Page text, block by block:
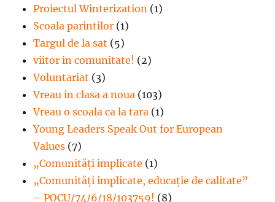
Proiectul Winterization (1)
Scoala parintilor (1)
Targul de la sat (5)
viitor in comunitate! (2)
Voluntariat (3)
Vreau in clasa a noua (103)
Vreau o scoala ca la tara (1)
Young Leaders Speak Out for European
Values (7)
„Comunități implicate (1)
„Comunități implicate, educație de calitate”
– POCU/74/6/18/103759! (8)